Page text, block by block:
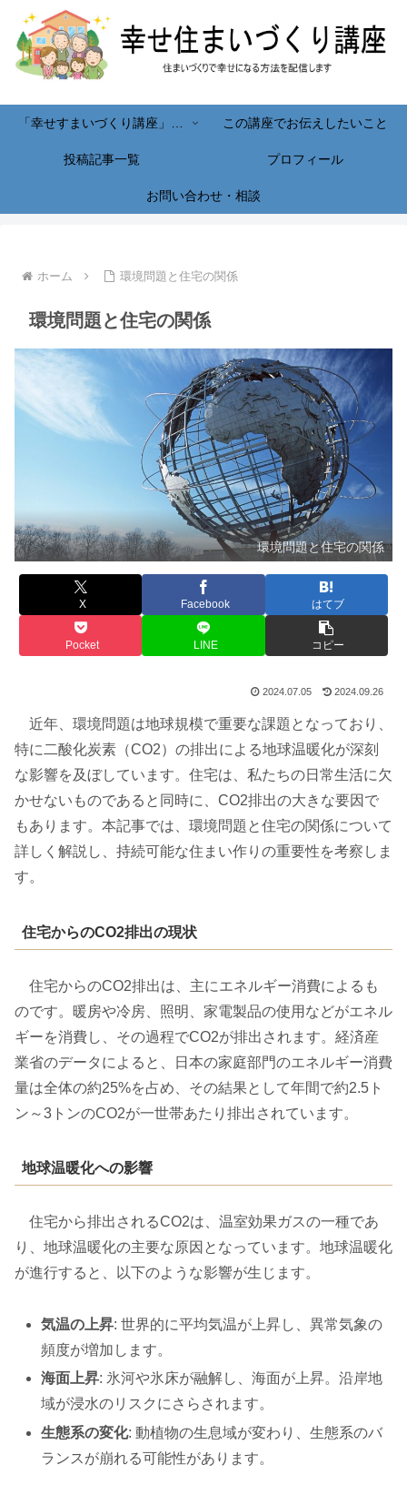
この講座でお伝えしたいこと
投稿記事一覧 プロフィール
お問い合わせ・相談
ホーム 環境問題と住宅の関係
環境問題と住宅の関係
環境問題と住宅の関係
X Facebook はてブ
Pocket LINE コピー
2024.07.05 2024.09.26
近年、環境問題は地球規模で重要な課題となっており、
特に二酸化炭素（CO2）の排出による地球温暖化が深刻
な影響を及ぼしています。住宅は、私たちの日常生活に欠
かせないものであると同時に、CO2排出の大きな要因で
もあります。本記事では、環境問題と住宅の関係について
詳しく解説し、持続可能な住まい作りの重要性を考察しま
す。
住宅からのCO2排出の現状
住宅からのCO2排出は、主にエネルギー消費によるも
のです。暖房や冷房、照明、家電製品の使用などがエネル
ギーを消費し、その過程でCO2が排出されます。経済産
業省のデータによると、日本の家庭部門のエネルギー消費
量は全体の約25%を占め、その結果として年間で約2.5ト
ン～3トンのCO2が一世帯あたり排出されています。
地球温暖化への影響
住宅から排出されるCO2は、温室効果ガスの一種であ
り、地球温暖化の主要な原因となっています。地球温暖化
が進行すると、以下のような影響が生じます。
気温の上昇: 世界的に平均気温が上昇し、異常気象の
頻度が増加します。
海面上昇: 氷河や氷床が融解し、海面が上昇。沿岸地
域が浸水のリスクにさらされます。
生態系の変化: 動植物の生息域が変わり、生態系のバ
ランスが崩れる可能性があります。